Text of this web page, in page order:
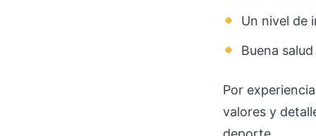
Un nivel de
Buena
Por
valores y